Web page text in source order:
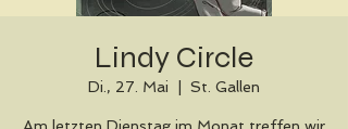
Lindy Circle
Di., 27. Mai St. Gallen